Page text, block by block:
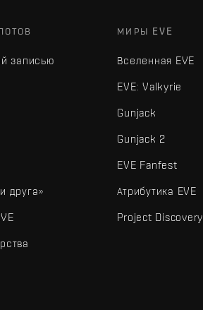
записью
друга»
МИРЫ EVE
Вселенная EVE
EVE: Valkyrie
Gunjack
Gunjack 2
EVE Fanfest
Атрибутика EVE
Project Discovery